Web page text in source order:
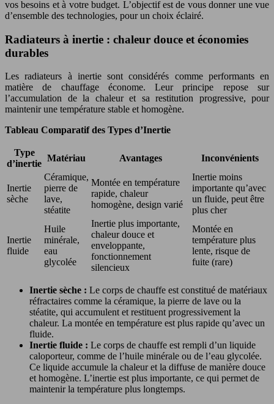
vos besoins et à votre budget. L’objectif est de vous donner une vue
d’ensemble des technologies, pour un choix éclairé.
Radiateurs à inertie : chaleur douce et économies
durables
Les radiateurs à inertie sont considérés comme performants en
matière de chauffage économe. Leur principe repose sur
l’accumulation de la chaleur et sa restitution progressive, pour
maintenir une température stable et homogène.
Tableau Comparatif des Types d’Inertie
Type
d’inertie
Matériau Avantages Inconvénients
Inertie
sèche
Céramique,
pierre de
lave,
stéatite
Montée en température
rapide, chaleur
homogène, design varié
Inertie moins
importante qu’avec
un fluide, peut être
plus cher
Inertie
fluide
Huile
minérale,
eau
glycolée
Inertie plus importante,
chaleur douce et
enveloppante,
fonctionnement
silencieux
Montée en
température plus
lente, risque de
fuite (rare)
Inertie sèche : Le corps de chauffe est constitué de matériaux
réfractaires comme la céramique, la pierre de lave ou la
stéatite, qui accumulent et restituent progressivement la
chaleur. La montée en température est plus rapide qu’avec un
fluide.
Inertie fluide : Le corps de chauffe est rempli d’un liquide
caloporteur, comme de l’huile minérale ou de l’eau glycolée.
Ce liquide accumule la chaleur et la diffuse de manière douce
et homogène. L’inertie est plus importante, ce qui permet de
maintenir la température plus longtemps.